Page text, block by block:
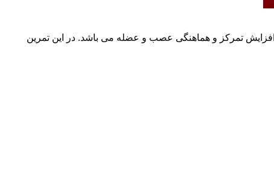
تمرکز و هماهنگی عصب و عضله می باشد. در این تمرین